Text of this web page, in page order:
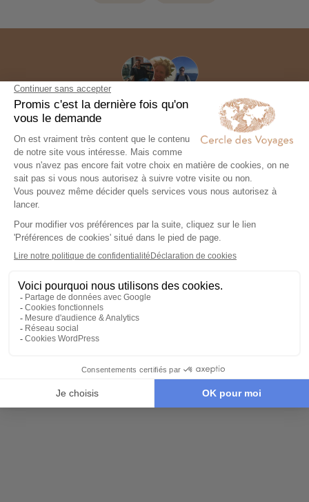
Commencez à voyager
Nos conseillers experts conçoivent avez vous, un
voyage exceptionnel 100% personnalisé
Contactez un conseiller